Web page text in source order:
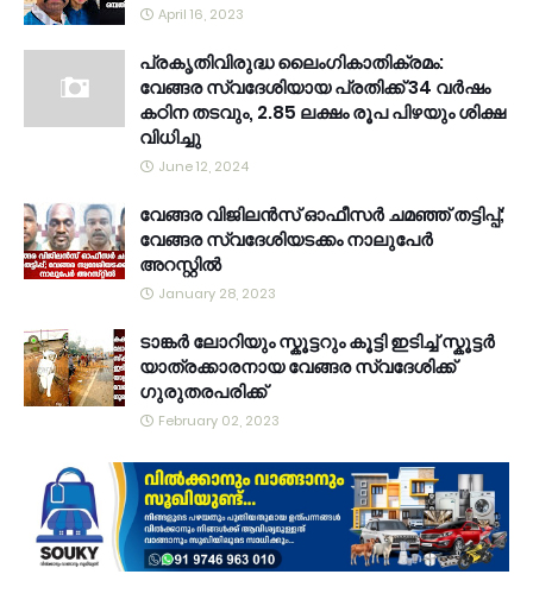
April 16, 2023
പ്രകൃതിവിരുദ്ധ ലൈംഗികാതിക്രമം:
വേങ്ങര സ്വദേശിയായ പ്രതിക്ക് 34 വര്‍ഷം
കഠിന തടവും, 2.85 ലക്ഷം രൂപ പിഴയും ശിക്ഷ
വിധിച്ചു
June 12, 2024
വേങ്ങര വിജിലൻസ് ഓഫീസർ ചമഞ്ഞ് തട്ടിപ്പ്;
വേങ്ങര സ്വദേശിയടക്കം നാലുപേർ
അറസ്റ്റിൽ
January 28, 2023
ടാങ്കർ ലോറിയും സ്കൂട്ടറും കൂട്ടി ഇടിച്ച് സ്കൂട്ടർ
യാത്രക്കാരനായ വേങ്ങര സ്വദേശിക്ക്
ഗുരുതരപരിക്ക്
February 02, 2023